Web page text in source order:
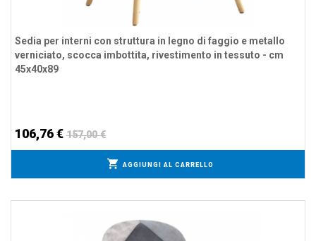
Sedia per interni con struttura in legno di faggio e metallo
verniciato, scocca imbottita, rivestimento in tessuto - cm
45x40x89
106,76 € 157,00 €
AGGIUNGI AL CARRELLO